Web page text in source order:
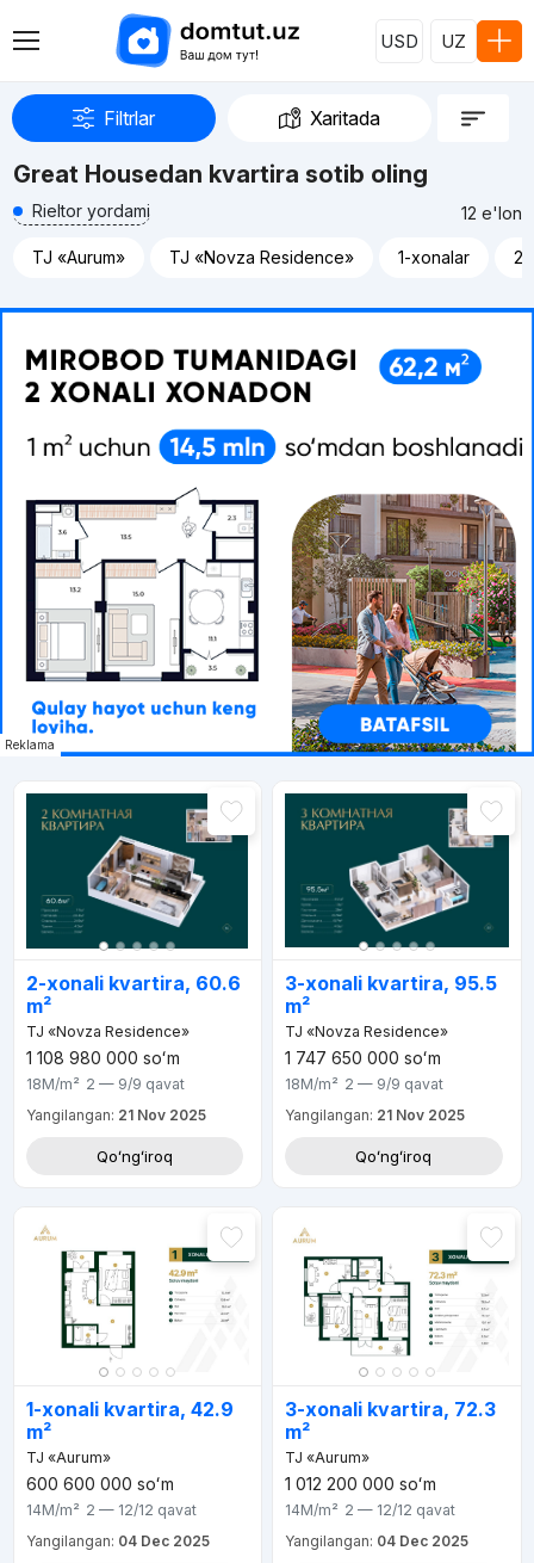
USD UZ
Filtrlar Xaritada
Great Housedan kvartira sotib oling
12 e'lon
Rieltor yordami
TJ «Aurum» TJ «Novza Residence» 1-xonalar 2-
Reklama
2-xonali kvartira, 60.6
m²
TJ «Novza Residence»
1 108 980 000 soʻm
18M/m² 2 — 9/9 qavat
Yangilangan: 21 Nov 2025
Qoʻngʻiroq
3-xonali kvartira, 95.5
m²
TJ «Novza Residence»
1 747 650 000 soʻm
18M/m² 2 — 9/9 qavat
Yangilangan: 21 Nov 2025
Qoʻngʻiroq
1-xonali kvartira, 42.9
m²
TJ «Aurum»
600 600 000 soʻm
14M/m² 2 — 12/12 qavat
Yangilangan: 04 Dec 2025
3-xonali kvartira, 72.3
m²
TJ «Aurum»
1 012 200 000 soʻm
14M/m² 2 — 12/12 qavat
Yangilangan: 04 Dec 2025